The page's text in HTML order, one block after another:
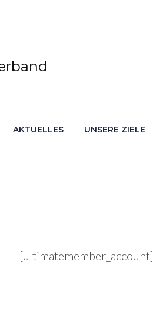
AKTUELLES UNSERE ZIELE
[ultimatemember_account]